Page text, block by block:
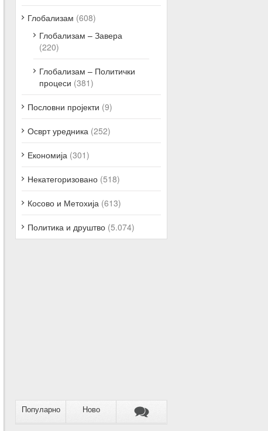
Глобализам (608)
Глобализам – Завера
(220)
Глобализам – Политички
процеси (381)
Пословни пројекти (9)
Осврт уредника (252)
Економија (301)
Некатегоризовано (518)
Косово и Метохија (613)
Политика и друштво (5.074)
Популарно Ново